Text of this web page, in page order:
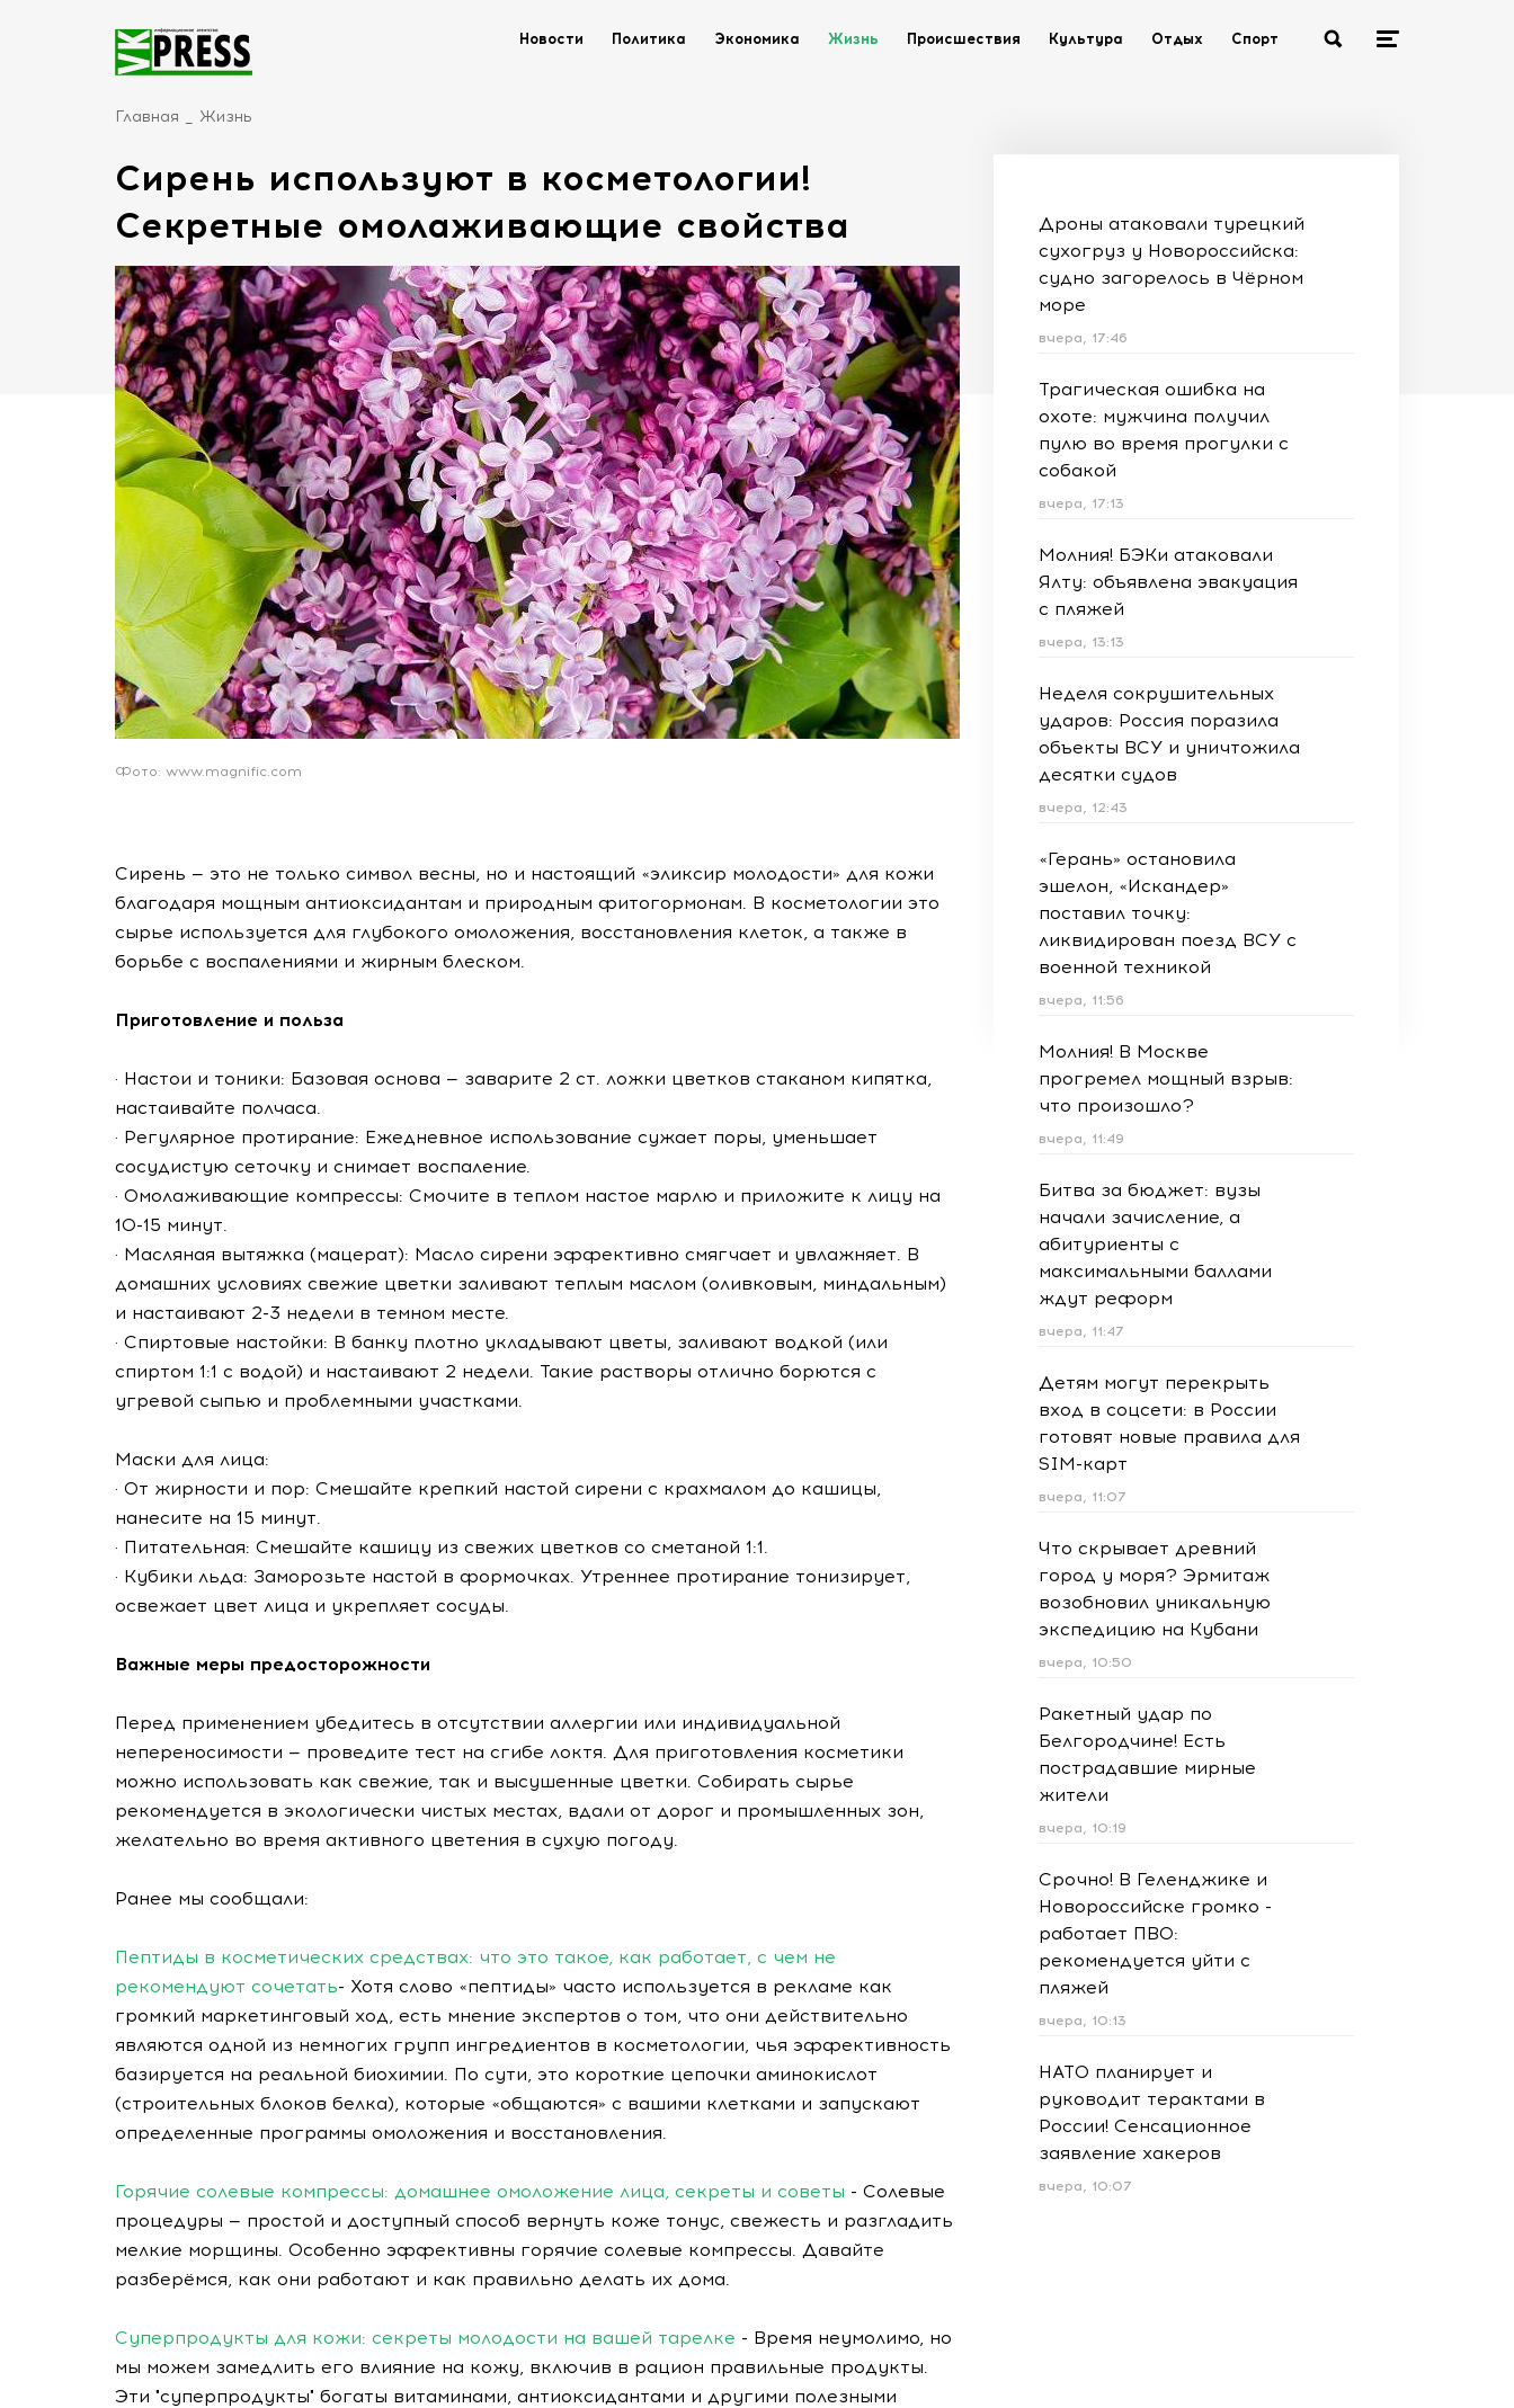
Новости Политика Экономика Жизнь Происшествия Культура Отдых Спорт
Главная Жизнь
Сирень используют в косметологии!
Секретные омолаживающие свойства
Фото: www.magnific.com
Сирень — это не только символ весны, но и настоящий «эликсир молодости» для кожи
благодаря мощным антиоксидантам и природным фитогормонам. В косметологии это
сырье используется для глубокого омоложения, восстановления клеток, а также в
борьбе с воспалениями и жирным блеском.
Приготовление и польза
· Настои и тоники: Базовая основа — заварите 2 ст. ложки цветков стаканом кипятка,
настаивайте полчаса.
· Регулярное протирание: Ежедневное использование сужает поры, уменьшает
сосудистую сеточку и снимает воспаление.
· Омолаживающие компрессы: Смочите в теплом настое марлю и приложите к лицу на
10-15 минут.
· Масляная вытяжка (мацерат): Масло сирени эффективно смягчает и увлажняет. В
домашних условиях свежие цветки заливают теплым маслом (оливковым, миндальным)
и настаивают 2-3 недели в темном месте.
· Спиртовые настойки: В банку плотно укладывают цветы, заливают водкой (или
спиртом 1:1 с водой) и настаивают 2 недели. Такие растворы отлично борются с
угревой сыпью и проблемными участками.
Маски для лица:
· От жирности и пор: Смешайте крепкий настой сирени с крахмалом до кашицы,
нанесите на 15 минут.
· Питательная: Смешайте кашицу из свежих цветков со сметаной 1:1.
· Кубики льда: Заморозьте настой в формочках. Утреннее протирание тонизирует,
освежает цвет лица и укрепляет сосуды.
Важные меры предосторожности
Перед применением убедитесь в отсутствии аллергии или индивидуальной
непереносимости — проведите тест на сгибе локтя. Для приготовления косметики
можно использовать как свежие, так и высушенные цветки. Собирать сырье
рекомендуется в экологически чистых местах, вдали от дорог и промышленных зон,
желательно во время активного цветения в сухую погоду.
Ранее мы сообщали:
Пептиды в косметических средствах: что это такое, как работает, с чем не
рекомендуют сочетать- Хотя слово «пептиды» часто используется в рекламе как
громкий маркетинговый ход, есть мнение экспертов о том, что они действительно
являются одной из немногих групп ингредиентов в косметологии, чья эффективность
базируется на реальной биохимии. По сути, это короткие цепочки аминокислот
(строительных блоков белка), которые «общаются» с вашими клетками и запускают
определенные программы омоложения и восстановления.
Горячие солевые компрессы: домашнее омоложение лица, секреты и советы - Солевые
процедуры — простой и доступный способ вернуть коже тонус, свежесть и разгладить
мелкие морщины. Особенно эффективны горячие солевые компрессы. Давайте
разберёмся, как они работают и как правильно делать их дома.
Суперпродукты для кожи: секреты молодости на вашей тарелке - Время неумолимо, но
мы можем замедлить его влияние на кожу, включив в рацион правильные продукты.
Эти "суперпродукты" богаты витаминами, антиоксидантами и другими полезными
Дроны атаковали турецкий
сухогруз у Новороссийска:
судно загорелось в Чёрном
море
вчера, 17:46
Трагическая ошибка на
охоте: мужчина получил
пулю во время прогулки с
собакой
вчера, 17:13
Молния! БЭКи атаковали
Ялту: объявлена эвакуация
с пляжей
вчера, 13:13
Неделя сокрушительных
ударов: Россия поразила
объекты ВСУ и уничтожила
десятки судов
вчера, 12:43
«Герань» остановила
эшелон, «Искандер»
поставил точку:
ликвидирован поезд ВСУ с
военной техникой
вчера, 11:56
Молния! В Москве
прогремел мощный взрыв:
что произошло?
вчера, 11:49
Битва за бюджет: вузы
начали зачисление, а
абитуриенты с
максимальными баллами
ждут реформ
вчера, 11:47
Детям могут перекрыть
вход в соцсети: в России
готовят новые правила для
SIM-карт
вчера, 11:07
Что скрывает древний
город у моря? Эрмитаж
возобновил уникальную
экспедицию на Кубани
вчера, 10:50
Ракетный удар по
Белгородчине! Есть
пострадавшие мирные
жители
вчера, 10:19
Срочно! В Геленджике и
Новороссийске громко -
работает ПВО:
рекомендуется уйти с
пляжей
вчера, 10:13
НАТО планирует и
руководит терактами в
России! Сенсационное
заявление хакеров
вчера, 10:07